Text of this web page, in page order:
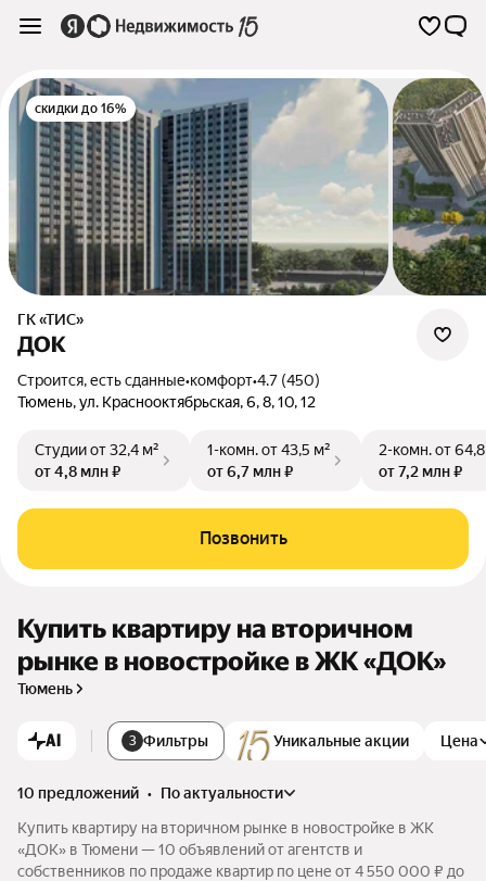
скидки до 16%
ГК «ТИС»
ДОК
Строится, есть сданные•комфорт•4.7 (450)
Тюмень,ул. Краснооктябрьская,6,8,10,12
Студииот 32,4 м²
от 4,8 млн ₽
1-комн.от 43,5 м²
от 6,7 млн ₽
2-комн.от
от 7,2 млн ₽
Позвонить
Купить квартиру на вторичном
рынке в новостройке в ЖК «ДОК»
Тюмень
AI 3 Фильтры Уникальные акции Цена
10 предложений •
по актуальности
Купить квартиру на вторичном рынке в новостройке в ЖК
«ДОК» в Тюмени — 10 объявлений от агентств и
собственников по продаже квартир по цене от 4 550 000 ₽ до